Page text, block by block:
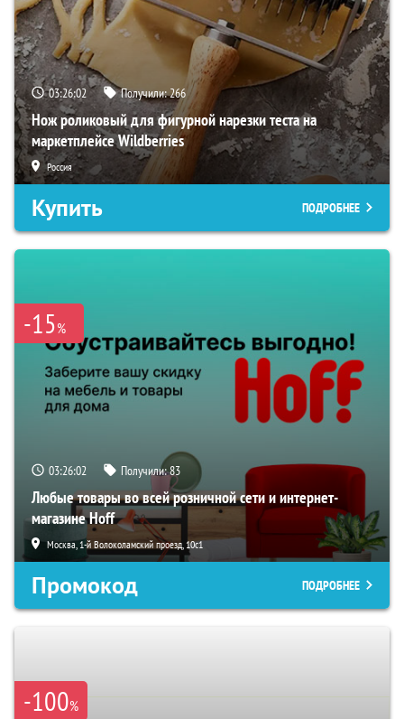
03:26:01 Получили:266
Нож роликовый для фигурной нарезки теста на
маркетплейсе Wildberries
Россия
Купить ПОДРОБНЕЕ
-15%
03:26:01 Получили:83
Любые товары во всей розничной сети и интернет-
магазине Hoff
Москва, 1-й Волоколамский проезд, 10с1
Промокод ПОДРОБНЕЕ
-100%